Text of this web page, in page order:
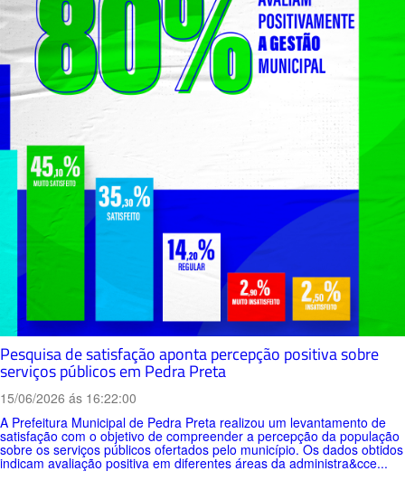
Pesquisa de satisfação aponta percepção positiva sobre
serviços públicos em Pedra Preta
15/06/2026 ás 16:22:00
A Prefeitura Municipal de Pedra Preta realizou um levantamento de
satisfação com o objetivo de compreender a percepção da população
sobre os serviços públicos ofertados pelo município. Os dados obtidos
indicam avaliação positiva em diferentes áreas da administra&cce...